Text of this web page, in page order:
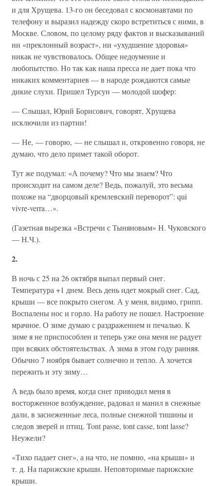
и для Хрущева. 13-го он беседовал с космонавтами по
телефону и выразил надежду скоро встретиться с ними, в
Москве. Словом, по целому ряду фактов и высказываний
ни «преклонный возраст», ни «ухудшение здоровья»
никак не чувствовалось. Общее недоумение и
любопытство. Но так как наша пресса не дает пока что
никаких комментариев — в народе рождаются самые
дикие слухи. Пришел Турсун — молодой шофер:
— Слышал, Юрий Борисович, говорят, Хрущева
исключили из партии!
— Не, — говорю, — не слышал и, откровенно говоря, не
думаю, что дело примет такой оборот.
Тут же подумал: «А почему? Что мы знаем? Что
происходит на самом деле? Ведь, пожалуй, это весьма
похоже на “дворцовый кремлевский переворот”: qui
vivre-verra…».
(Газетная вырезка «Встречи с Тыняновым» Н. Чуковского
— Н.Ч.).
2.
В ночь с 25 на 26 октября выпал первый снег.
Температура +1 днем. Весь день идет мокрый снег. Сад,
крыши — все покрыто снегом. А у меня, видимо, грипп.
Воспалены нос и горло. На работу не пошел. Настроение
мрачное. О зиме думаю с раздражением и печалью. К
зиме я не приспособлен и теперь уже она меня не радует
при всяких обстоятельствах. А зима в этом году ранняя.
Обычно 7 ноября бывает солнечно и тепло. А хочется
пережить и эту зиму…
А ведь было время, когда снег приводил меня в
восторженное возбуждение, радовал и манил в снежные
дали, в заснеженные леса, полные снежной тишины и
следов зверей и птиц. Tont passe, tont casse, tont lasse?
Неужели?
«Тихо падает снег», а на что, не помню, «на крыши» и
т. д. На парижские крыши. Неповторимые парижские
крыши.